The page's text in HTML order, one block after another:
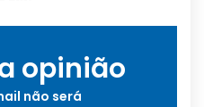
opinião
não será